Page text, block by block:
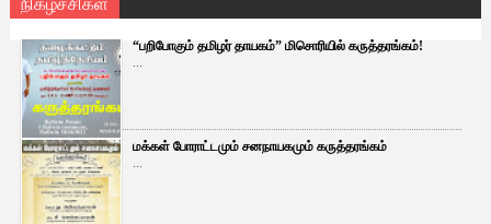
“பறிபோகும் தமிழர் தாயகம்” மிசொரியில் கருத்தரங்கம்!
...
மக்கள் போராட்டமும் சனநாயகமும் கருத்தரங்கம்
...